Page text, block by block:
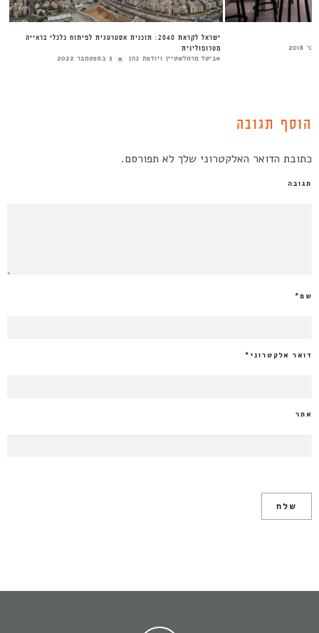
ישראל לקראת 2040: תוכנית אסטרטגית לפיתוח כלכלי בראייה
מטרופולינית
אביטל מרמלשטיין ויודפת כהן 5 בספטמבר 2022
הוסף תגובה
כתובת הדואר האלקטרוני שלך לא תפורסם.
תגובה
שם*
דואר אלקטרוני *
אתר